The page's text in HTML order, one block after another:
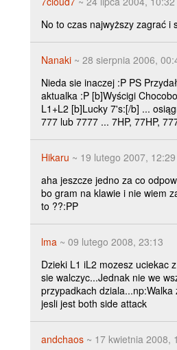
No to czas najwyższy zagrać i
Nanaki ~ 28 sierpnia 2006,
Nieda sie inaczej :P PS
aktualka :P [b]Wyścigi
L1+L2 [b]Lucky 7's:[/b] ...
777 lub 7777 ... 7HP, 77HP,
Hikaru ~ 19 lutego 2007, 12:29
aha jeszcze jedno za co
bo gram na klawie i nie wiem
to ??:PP
lma ~ 09 lutego 2008, 23:13
Dzieki L1 iL2 mozesz uciekac
sie walczyc...Jednak nie we
przypadkach
jesli jest both side attack
andchaos ~ 17 kwietnia 2008,